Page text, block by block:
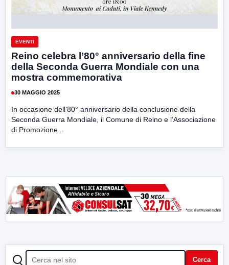
EVENTI
Reino celebra l’80° anniversario della fine
della Seconda Guerra Mondiale con una
mostra commemorativa
30 MAGGIO 2025
In occasione dell’80° anniversario della conclusione della
Seconda Guerra Mondiale, il Comune di Reino e l’Associazione
di Promozione...
CERCA Cerca